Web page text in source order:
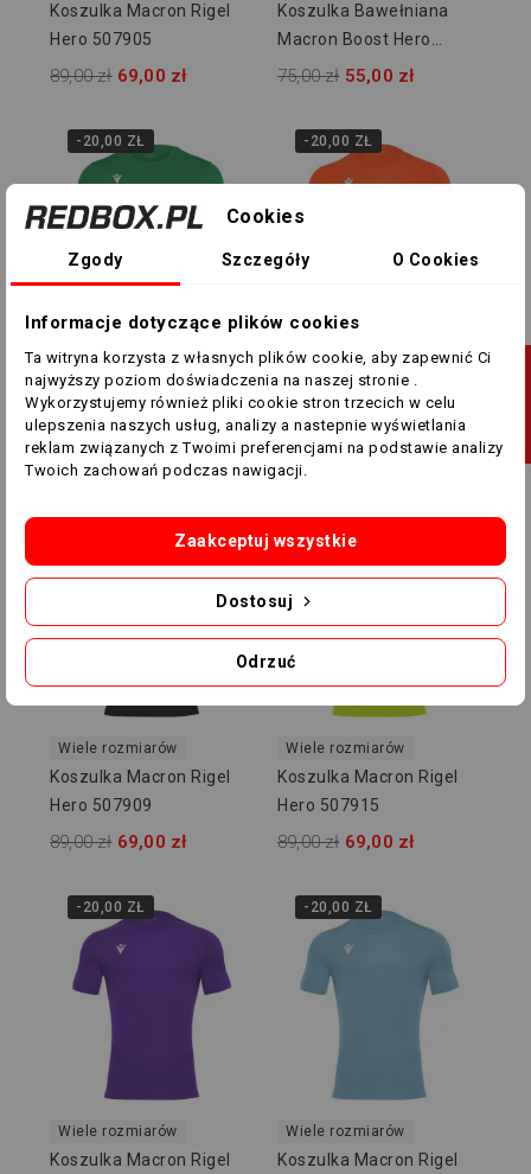
Koszulka Macron Rigel
Hero 507905
89,00 zł 69,00 zł
Koszulka Bawełniana
Macron Boost Hero
918703
75,00 zł 55,00 zł
-20,00 ZŁ
XL 2XL 5XL
Koszulka Bawełniana
Macron Boost Hero
918704
75,00 zł 55,00 zł
-20,00 ZŁ
Wiele rozmiarów
Koszulka Macron Rigel
Hero 507913
89,00 zł 69,00 zł
Wiele rozmiarów
Koszulka Macron Rigel
Hero 507909
89,00 zł 69,00 zł
Wiele rozmiarów
Koszulka Macron Rigel
Hero 507915
89,00 zł 69,00 zł
-20,00 ZŁ
Wiele rozmiarów
Koszulka Macron Rigel
-20,00 ZŁ
Wiele rozmiarów
Koszulka Macron Rigel
Cookies
Zgody Szczegóły O Cookies
Informacje dotyczące plików cookies
Ta witryna korzysta z własnych plików cookie, aby zapewnić Ci
najwyższy poziom doświadczenia na naszej stronie .
Wykorzystujemy również pliki cookie stron trzecich w celu
ulepszenia naszych usług, analizy a nastepnie wyświetlania
reklam związanych z Twoimi preferencjami na podstawie analizy
Twoich zachowań podczas nawigacji.
Odrzuć
Dostosuj
Zaakceptuj wszystkie